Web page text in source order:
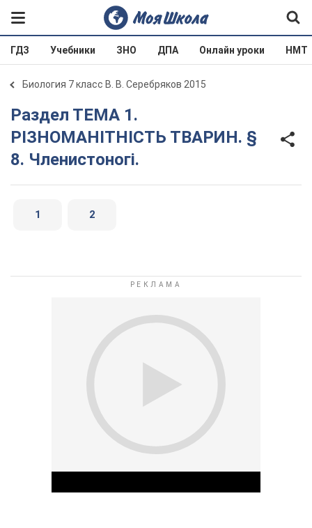
ГДЗ Учебники ЗНО ДПА Онлайн уроки НМТ
Биология 7 класс В. В. Серебряков 2015
Раздел ТЕМА 1.
РІЗНОМАНІТНІСТЬ ТВАРИН. §
8. Членистоногі.
1 2